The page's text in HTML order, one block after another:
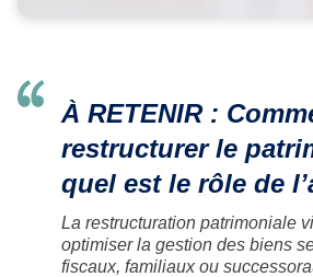
À RETENIR :
restructurer le
quel est le rôle de
La restructuration patrimoniale
optimiser la gestion des biens
fiscaux, familiaux ou